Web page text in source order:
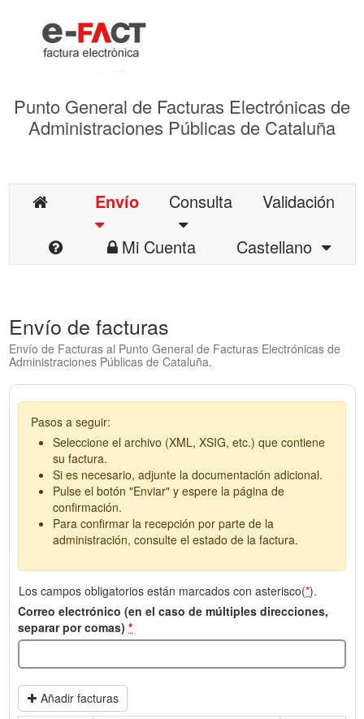
Punto General de Facturas Electrónicas de
Administraciones Públicas de Cataluña
Envío Consulta
Validación
Mi Cuenta
Castellano
Envío de facturas
Envío de Facturas al Punto General de Facturas Electrónicas de
Administraciones Públicas de Cataluña.
Pasos a seguir:
Seleccione el archivo (XML, XSIG, etc.) que contiene
su factura.
Si es necesario, adjunte la documentación adicional.
Pulse el botón "Enviar" y espere la página de
confirmación.
Para confirmar la recepción por parte de la
administración, consulte el estado de la factura.
Los campos obligatorios están marcados con asterisco(*).
Correo electrónico (en el caso de múltiples direcciones,
separar por comas) *
Añadir facturas